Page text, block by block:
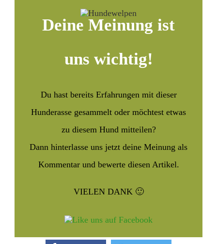
Deine Meinung ist
uns wichtig!
Du hast bereits Erfahrungen mit dieser
Hunderasse gesammelt oder möchtest etwas
zu diesem Hund mitteilen?
Dann hinterlasse uns jetzt deine Meinung als
Kommentar und bewerte diesen Artikel.
VIELEN DANK 🙂